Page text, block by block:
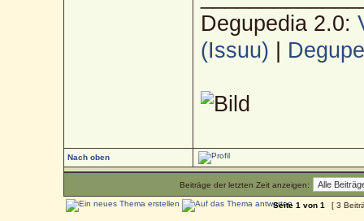
Degupedia 2.0:
(Issuu)
Nach oben
Beiträge der letzten Zeit anzeigen:
Seite1 von1 [ 3